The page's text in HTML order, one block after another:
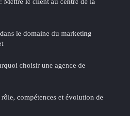
le domaine du marketing
choisir une agence de
compétences et évolution de